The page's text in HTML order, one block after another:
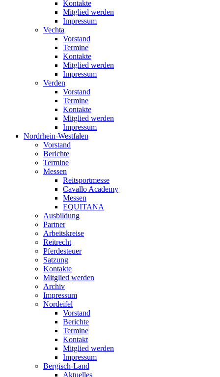
Kontakte
Mitglied werden
Impressum
Vechta
Vorstand
Termine
Kontakte
Mitglied werden
Impressum
Verden
Vorstand
Termine
Kontakte
Mitglied werden
Impressum
Nordrhein-Westfalen
Vorstand
Berichte
Termine
Messen
Reitsportmesse
Cavallo Academy
Messen
EQUITANA
Ausbildung
Partner
Arbeitskreise
Reitrecht
Pferdesteuer
Satzung
Kontakte
Mitglied werden
Archiv
Impressum
Nordeifel
Vorstand
Berichte
Termine
Kontakt
Mitglied werden
Impressum
Bergisch-Land
Aktuelles